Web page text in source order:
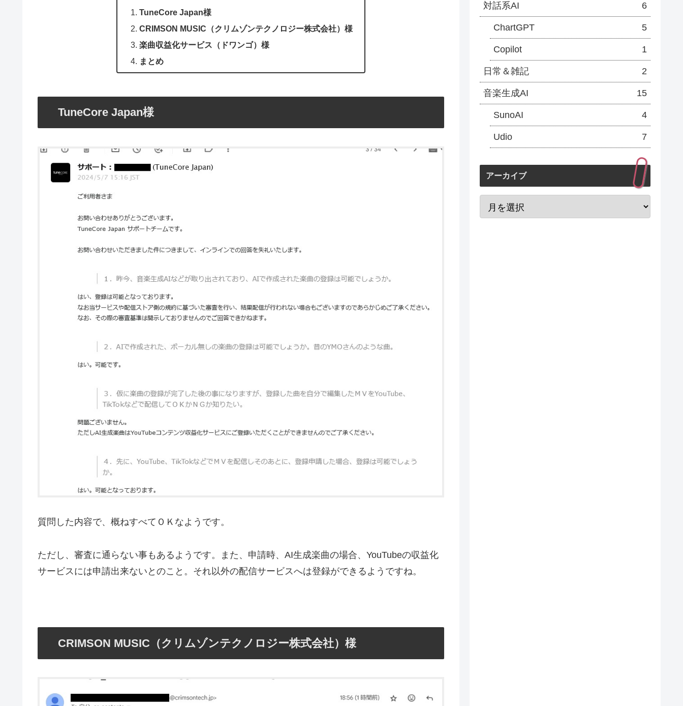
TuneCore Japan様
CRIMSON MUSIC（クリムゾンテクノロジー株式会社）様
楽曲収益化サービス（ドワンゴ）様
まとめ
TuneCore Japan様
質問した内容で、概ねすべてＯＫなようです。
ただし、審査に通らない事もあるようです。また、申請時、AI生成楽曲の場合、YouTubeの収益化
サービスには申請出来ないとのこと。それ以外の配信サービスへは登録ができるようですね。
CRIMSON MUSIC（クリムゾンテクノロジー株式会社）様
対話系AI 6
ChartGPT 5
Copilot 1
日常＆雑記 2
音楽生成AI 15
SunoAI 4
Udio 7
アーカイブ